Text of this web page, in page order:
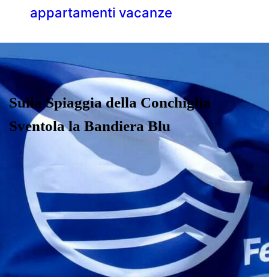
appartamenti vacanze
Sulla Spiaggia della Conchiglia
Sventola la Bandiera Blu